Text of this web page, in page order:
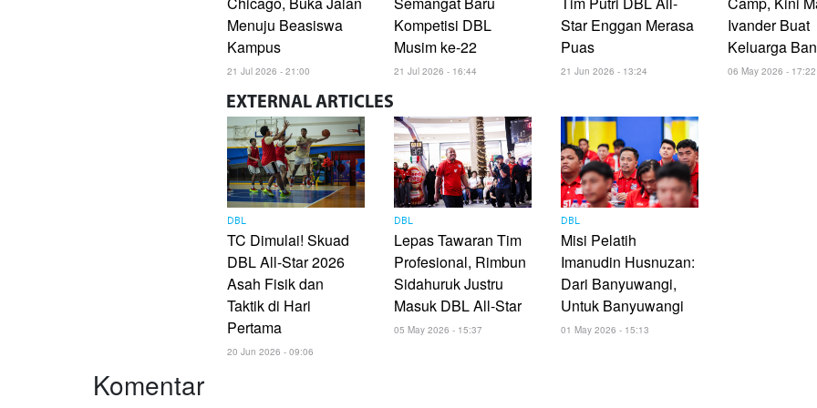
Menuju Beasiswa
Kampus
21 Jul 2026 - 21:00
Kompetisi DBL
Musim ke-22
21 Jul 2026 - 16:44
Star Enggan Merasa
Puas
21 Jun 2026 - 13:24
Ivander Buat
Keluarga
06 May 2026 - 17:22
EXTERNAL ARTICLES
DBL
TC Dimulai! Skuad
DBL All-Star 2026
Asah Fisik dan
Taktik di Hari
Pertama
20 Jun 2026 - 09:06
DBL
Lepas Tawaran Tim
Profesional, Rimbun
Sidahuruk Justru
Masuk DBL All-Star
05 May 2026 - 15:37
DBL
Misi Pelatih
Imanudin Husnuzan:
Dari Banyuwangi,
Untuk Banyuwangi
01 May 2026 - 15:13
Komentar